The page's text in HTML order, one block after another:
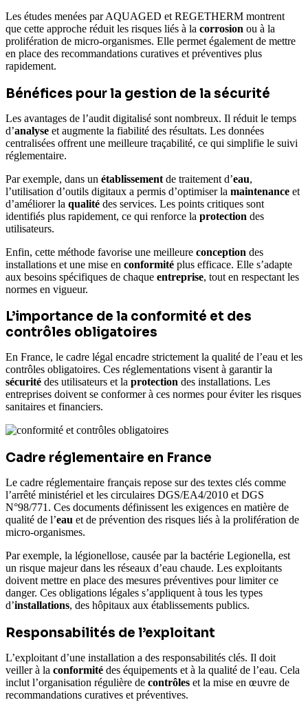
Les études menées par AQUAGED et REGETHERM montrent
que cette approche réduit les risques liés à la corrosion ou à la
prolifération de micro-organismes. Elle permet également de mettre
en place des recommandations curatives et préventives plus
rapidement.
Bénéfices pour la gestion de la sécurité
Les avantages de l’audit digitalisé sont nombreux. Il réduit le temps
d’analyse et augmente la fiabilité des résultats. Les données
centralisées offrent une meilleure traçabilité, ce qui simplifie le suivi
réglementaire.
Par exemple, dans un établissement de traitement d’eau,
l’utilisation d’outils digitaux a permis d’optimiser la maintenance et
d’améliorer la qualité des services. Les points critiques sont
identifiés plus rapidement, ce qui renforce la protection des
utilisateurs.
Enfin, cette méthode favorise une meilleure conception des
installations et une mise en conformité plus efficace. Elle s’adapte
aux besoins spécifiques de chaque entreprise, tout en respectant les
normes en vigueur.
L’importance de la conformité et des
contrôles obligatoires
En France, le cadre légal encadre strictement la qualité de l’eau et les
contrôles obligatoires. Ces réglementations visent à garantir la
sécurité des utilisateurs et la protection des installations. Les
entreprises doivent se conformer à ces normes pour éviter les risques
sanitaires et financiers.
Cadre réglementaire en France
Le cadre réglementaire français repose sur des textes clés comme
l’arrêté ministériel et les circulaires DGS/EA4/2010 et DGS
N°98/771. Ces documents définissent les exigences en matière de
qualité de l’eau et de prévention des risques liés à la prolifération de
micro-organismes.
Par exemple, la légionellose, causée par la bactérie Legionella, est
un risque majeur dans les réseaux d’eau chaude. Les exploitants
doivent mettre en place des mesures préventives pour limiter ce
danger. Ces obligations légales s’appliquent à tous les types
d’installations, des hôpitaux aux établissements publics.
Responsabilités de l’exploitant
L’exploitant d’une installation a des responsabilités clés. Il doit
veiller à la conformité des équipements et à la qualité de l’eau. Cela
inclut l’organisation régulière de contrôles et la mise en œuvre de
recommandations curatives et préventives.